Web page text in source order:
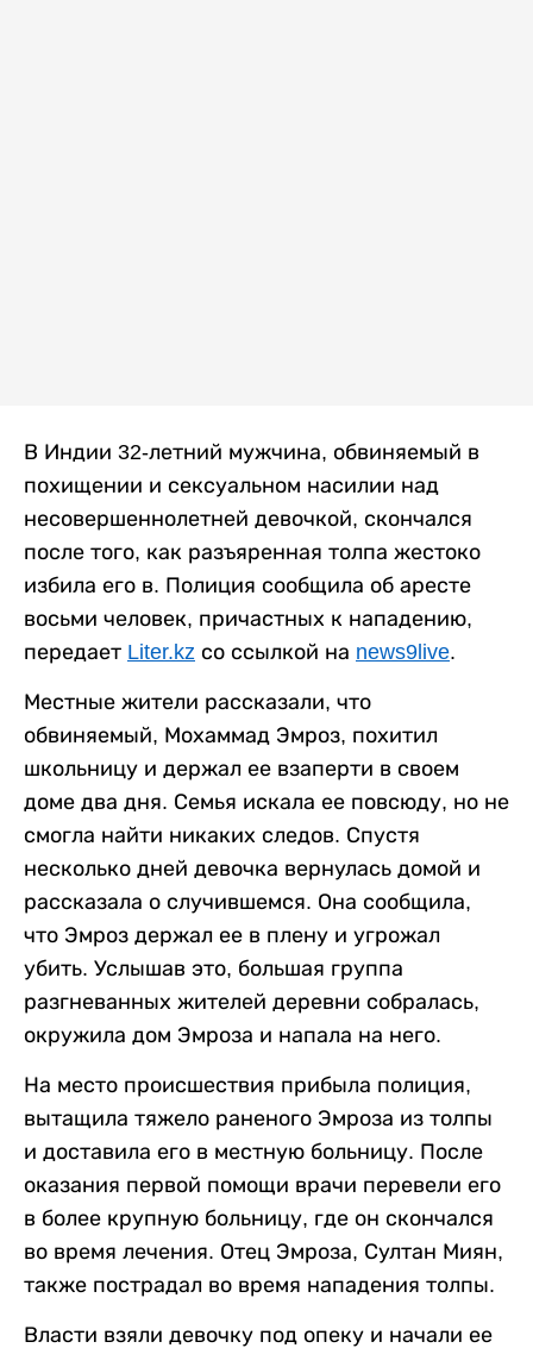
В Индии 32-летний мужчина, обвиняемый в
похищении и сексуальном насилии над
несовершеннолетней девочкой, скончался
после того, как разъяренная толпа жестоко
избила его в. Полиция сообщила об аресте
восьми человек, причастных к нападению,
передает Liter.kz со ссылкой на news9live.
Местные жители рассказали, что
обвиняемый, Мохаммад Эмроз, похитил
школьницу и держал ее взаперти в своем
доме два дня. Семья искала ее повсюду, но не
смогла найти никаких следов. Спустя
несколько дней девочка вернулась домой и
рассказала о случившемся. Она сообщила,
что Эмроз держал ее в плену и угрожал
убить. Услышав это, большая группа
разгневанных жителей деревни собралась,
окружила дом Эмроза и напала на него.
На место происшествия прибыла полиция,
вытащила тяжело раненого Эмроза из толпы
и доставила его в местную больницу. После
оказания первой помощи врачи перевели его
в более крупную больницу, где он скончался
во время лечения. Отец Эмроза, Султан Миян,
также пострадал во время нападения толпы.
Власти взяли девочку под опеку и начали ее